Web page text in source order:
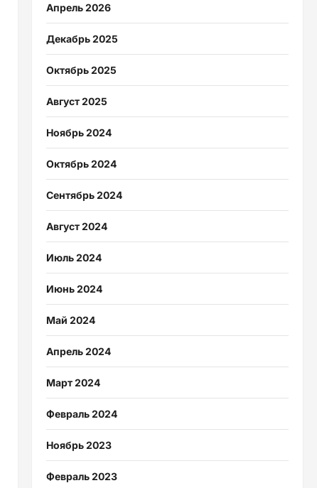
Апрель 2026
Декабрь 2025
Октябрь 2025
Август 2025
Ноябрь 2024
Октябрь 2024
Сентябрь 2024
Август 2024
Июль 2024
Июнь 2024
Май 2024
Апрель 2024
Март 2024
Февраль 2024
Ноябрь 2023
Февраль 2023